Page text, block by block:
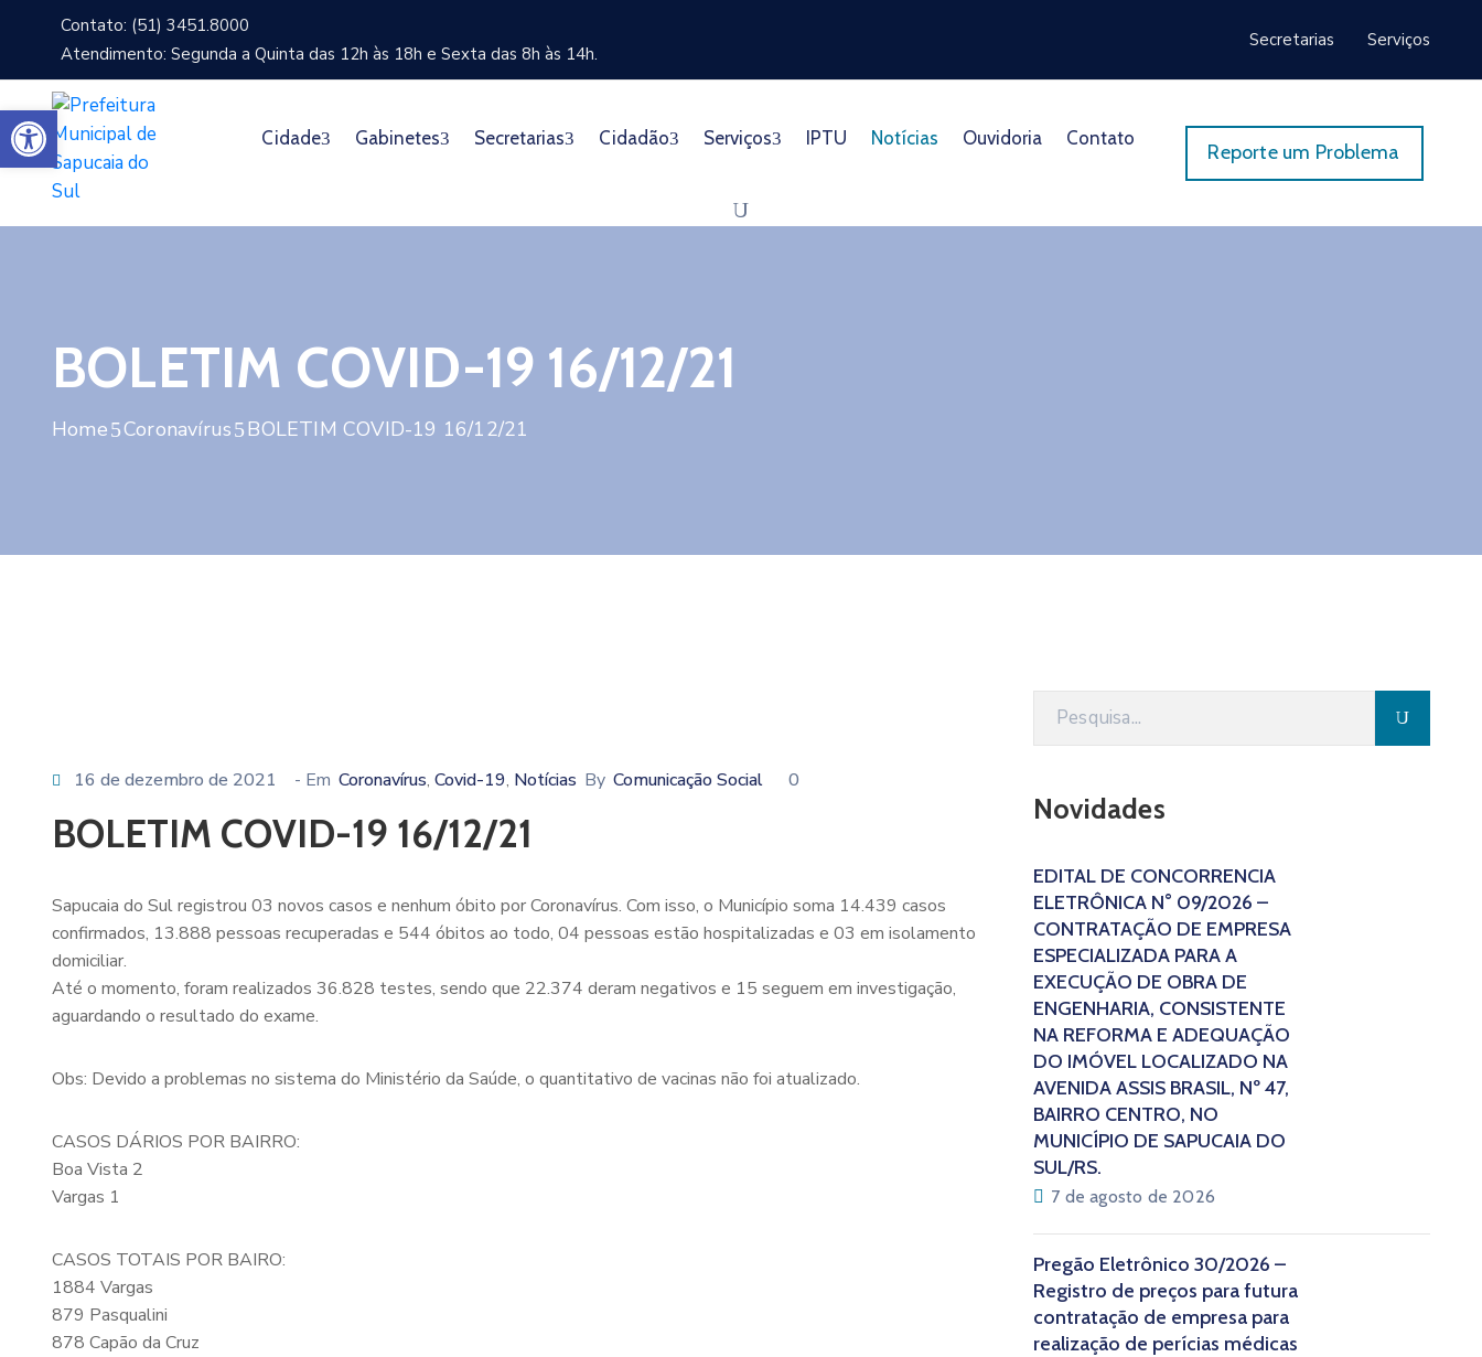
Contato: (51) 3451.8000
Atendimento: Segunda a Quinta das 12h às 18h e Sexta das 8h às 14h.
Secretarias Serviços
Cidade Gabinetes Secretarias Cidadão Serviços IPTU Notícias Ouvidoria Contato
Reporte um Problema
BOLETIM COVID-19 16/12/21
Home Coronavírus BOLETIM COVID-19 16/12/21
16 de dezembro de 2021 - Em Coronavírus‚ Covid-19‚ Notícias By Comunicação Social 0
BOLETIM COVID-19 16/12/21
Sapucaia do Sul registrou 03 novos casos e nenhum óbito por Coronavírus. Com isso, o Município soma 14.439 casos
confirmados, 13.888 pessoas recuperadas e 544 óbitos ao todo, 04 pessoas estão hospitalizadas e 03 em isolamento
domiciliar.
Até o momento, foram realizados 36.828 testes, sendo que 22.374 deram negativos e 15 seguem em investigação,
aguardando o resultado do exame.
Obs: Devido a problemas no sistema do Ministério da Saúde, o quantitativo de vacinas não foi atualizado.
CASOS DÁRIOS POR BAIRRO:
Boa Vista 2
Vargas 1
CASOS TOTAIS POR BAIRO:
1884 Vargas
879 Pasqualini
878 Capão da Cruz
Novidades
EDITAL DE CONCORRÊNCIA
ELETRÔNICA N° 09/2026 –
CONTRATAÇÃO DE EMPRESA
ESPECIALIZADA PARA A
EXECUÇÃO DE OBRA DE
ENGENHARIA, CONSISTENTE
NA REFORMA E ADEQUAÇÃO
DO IMÓVEL LOCALIZADO NA
AVENIDA ASSIS BRASIL, Nº 47,
BAIRRO CENTRO, NO
MUNICÍPIO DE SAPUCAIA DO
SUL/RS.
7 de agosto de 2026
Pregão Eletrônico 30/2026 –
Registro de preços para futura
contratação de empresa para
realização de perícias médicas
Abrir a barra de ferramentas